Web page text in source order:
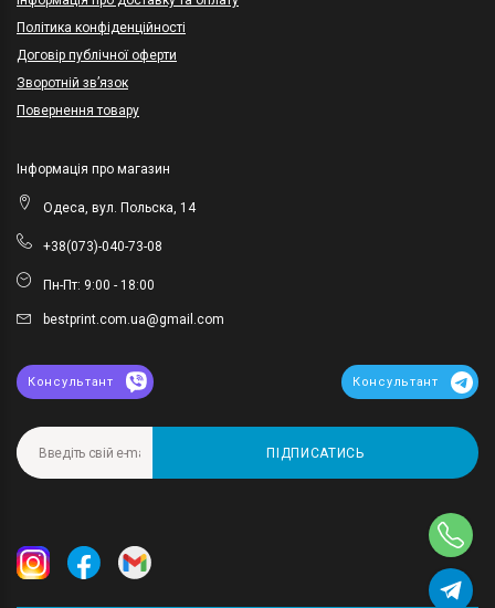
Політика конфіденційності
Договір публічної оферти
Зворотній зв’язок
Повернення товару
Інформація про магазин
Одеса, вул. Польска, 14
+38(073)-040-73-08
Пн-Пт: 9:00 - 18:00
bestprint.com.ua@gmail.com
Консультант Консультант
ПІДПИСАТИСЬ